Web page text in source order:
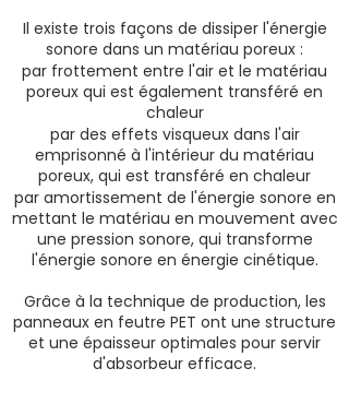
Il existe trois façons de dissiper l'énergie
sonore dans un matériau poreux :
par frottement entre l'air et le matériau
poreux qui est également transféré en
chaleur
par des effets visqueux dans l'air
emprisonné à l'intérieur du matériau
poreux, qui est transféré en chaleur
par amortissement de l'énergie sonore en
mettant le matériau en mouvement avec
une pression sonore, qui transforme
l'énergie sonore en énergie cinétique.
Grâce à la technique de production, les
panneaux en feutre PET ont une structure
et une épaisseur optimales pour servir
d'absorbeur efficace.